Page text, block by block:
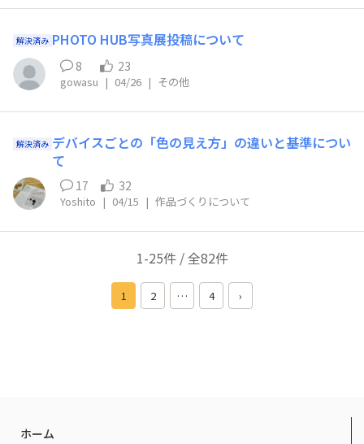
解決済み PHOTO HUB写真展投稿について
8 23
gowasu | 04/26 | その他
解決済み デバイスごとの「色の見え方」の違いと基準につい
て
17 32
Yoshito | 04/15 | 作品づくりについて
1-25件 / 全82件
1 2 … 4 ›
ホーム